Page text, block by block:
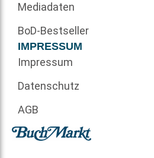
Mediadaten
BoD-Bestseller
IMPRESSUM
Impressum
Datenschutz
AGB